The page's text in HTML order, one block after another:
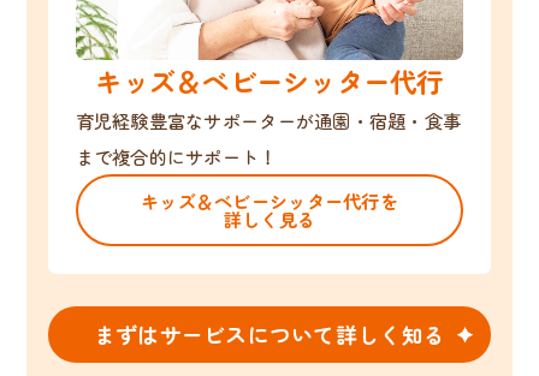
キッズ＆ベビーシッター代行
育児経験豊富なサポーターが通園・宿題・食事
まで複合的にサポート！
キッズ＆ベビーシッター代行を
詳しく見る
まずはサービスについて詳しく知る